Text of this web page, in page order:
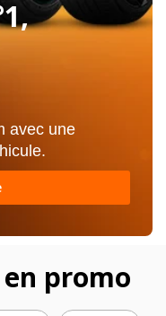
avec une
promo